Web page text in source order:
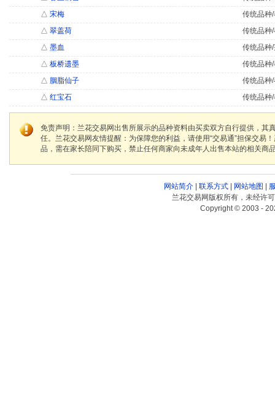
△ 宋梅
传统品种
△ 翠盖荷
传统品种
△ 墨血
传统品种
△ 板桥遗墨
传统品种
△ 胭脂仙子
传统品种
△ 红宝石 传统品种
免责声明：兰花交易网出售所展示的品种资料由买卖双方自行提供，
任。兰花交易网友情提醒：为保障您的利益，请使用“交易通”担保交
品，需在家长陪同下购买，禁止任何商家向未成年人出售本站的相关商
网站简介| 联系方式| 网站地图
兰花交易网版权所有，未经许
Copyright © 2003 -